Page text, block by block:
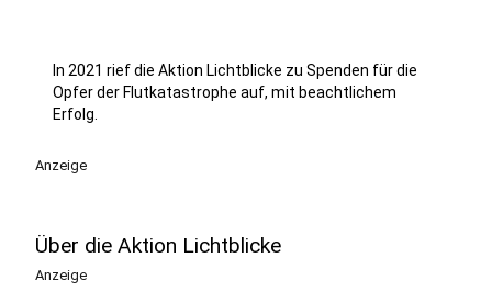
In 2021 rief die Aktion Lichtblicke zu Spenden für die
Opfer der Flutkatastrophe auf, mit beachtlichem
Erfolg.
Anzeige
Über die Aktion Lichtblicke
Anzeige